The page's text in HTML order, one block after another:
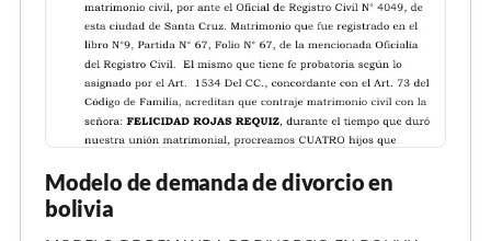
Modelo de demanda de divorcio en
bolivia